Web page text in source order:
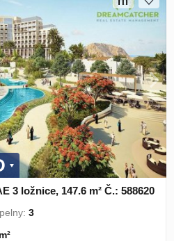
3 ložnice, 147.6 m² Č.: 588620
3